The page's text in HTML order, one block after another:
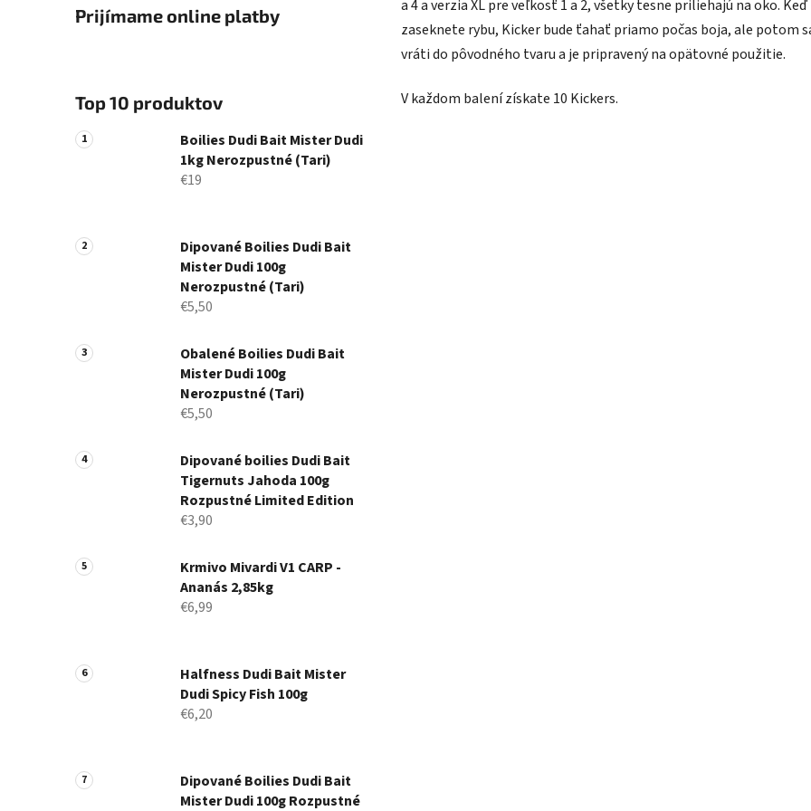
Prijímame online platby
Top 10 produktov
Boilies Dudi Bait Mister Dudi
1kg Nerozpustné (Tari)
€19
Dipované Boilies Dudi Bait
Mister Dudi 100g
Nerozpustné (Tari)
€5,50
Obalené Boilies Dudi Bait
Mister Dudi 100g
Nerozpustné (Tari)
€5,50
Dipované boilies Dudi Bait
Tigernuts Jahoda 100g
Rozpustné Limited Edition
€3,90
Krmivo Mivardi V1 CARP -
Ananás 2,85kg
€6,99
Halfness Dudi Bait Mister
Dudi Spicy Fish 100g
€6,20
Dipované Boilies Dudi Bait
Mister Dudi 100g Rozpustné
a 4 a verzia XL pre veľkosť 1 a 2, všetky tesne priliehajú na oko. Keď
zaseknete rybu, Kicker bude ťahať priamo počas boja, ale potom
vráti do pôvodného tvaru a je pripravený na opätovné použitie.
V každom balení získate 10 Kickers.